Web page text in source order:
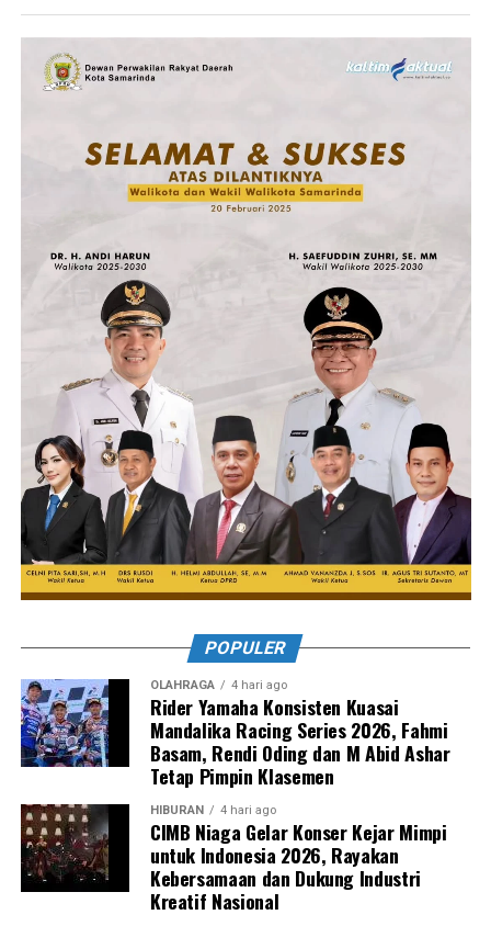
POPULER
OLAHRAGA 4 hari ago
Rider Yamaha Konsisten Kuasai
Mandalika Racing Series 2026, Fahmi
Basam, Rendi Oding dan M Abid Ashar
Tetap Pimpin Klasemen
HIBURAN 4 hari ago
CIMB Niaga Gelar Konser Kejar Mimpi
untuk Indonesia 2026, Rayakan
Kebersamaan dan Dukung Industri
Kreatif Nasional